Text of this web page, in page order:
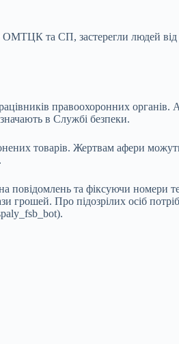
ОМТЦК та СП, застерегли людей
правоохоронних
в Службі безпеки.
товарів. Жертвам афери можуть
повідомлень та фіксуючи номери
грошей. Про підозрілих осіб